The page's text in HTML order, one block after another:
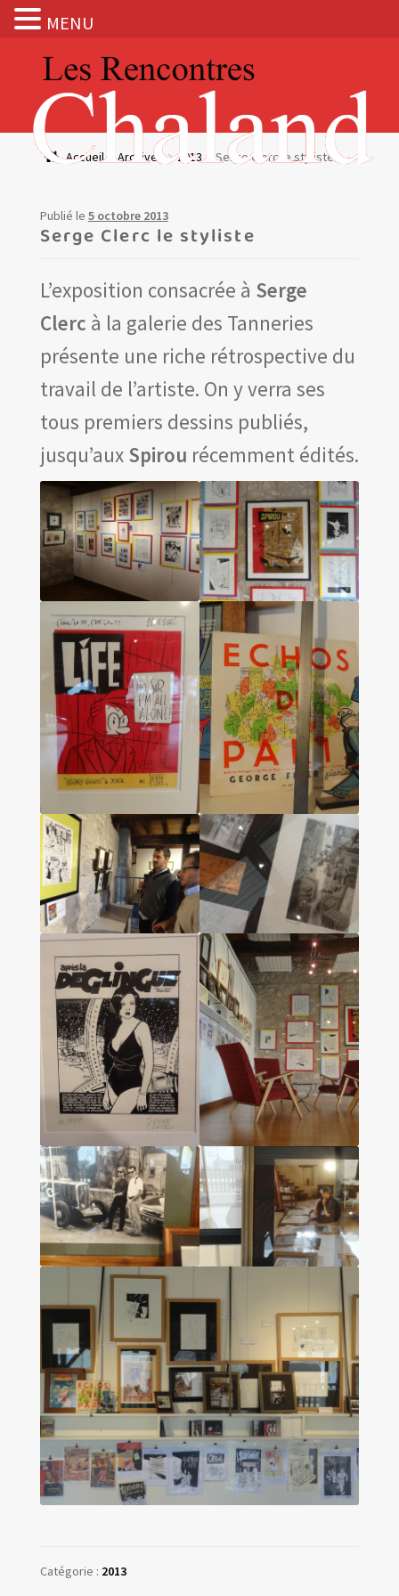
navigation
contenu
Actualités
BOUTIQUE
Les Rencontres Chaland
Prix de lecture
Hors les murs
Les amis d’Yves Chaland
LUDIBD
Accueil Archives 2013 Serge Clerc le styliste
Publié le 5 octobre 2013
Serge Clerc le styliste
L’exposition consacrée à Serge
Clerc à la galerie des Tanneries
présente une riche rétrospective du
travail de l’artiste. On y verra ses
tous premiers dessins publiés,
jusqu’aux Spirou récemment édités.
Catégorie : 2013
MENU